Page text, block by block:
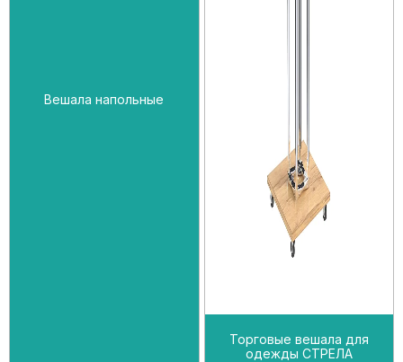
Вешала напольные
Торговые вешала для
одежды СТРЕЛА